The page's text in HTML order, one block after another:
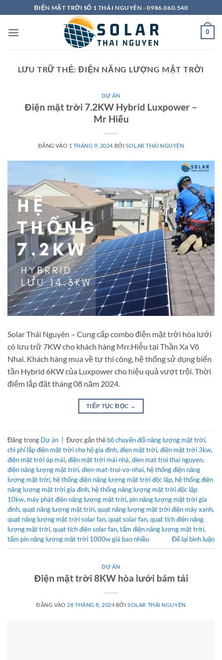
qua
nội
ĐIỆN MẶT TRỜI SỐ 1 THÁI NGUYÊN - 0986.060.540
0
LƯU TRỮ THẺ:ĐIỆN NĂNG LƯỢNG MẶT TRỜI
DỰ ÁN
Điện mặt trời 7.2KW Hybrid Luxpower –
Mr Hiếu
ĐĂNG VÀO 1 THÁNG 9, 2024 BỞI SOLAR THÁI NGUYÊN
Solar Thái Nguyên – Cung cấp combo điện mặt trời hòa lưới
có lưu trữ 7KW cho khách hàng Mrr.Hiễu tại Thần Xa Võ
Nhai. Khách hàng mua về tự thi công, hệ thống sử dụng biến
tần Hybrid 6KW của Luxpower cho hiệu quả vượt trội. Thời
điểm lắp đặt tháng 08 năm 2024.
TIẾP TỤC ĐỌC →
Đăng trong Dự án Được gắn thẻ bộ chuyển đổi năng lượng mặt trời,
chi phí lắp điện mặt trời cho hộ gia đình,điẹn mặt trời,điện mặt trời 3kw,
điện mặt trời áp mái,điện mặt trời mái nhà,dien mat troi thai nguyen,
điện năng lượng mặt trời,dien-mat-troi-vo-nhai, hệ thống điện năng
lượng mặt trời, hệ thống điện năng lượng mặt trời độc lập, hệ thống điện
năng lượng mặt trời gia đình, hệ thống năng lượng mặt trời độc lập
10kw, máy phát điện năng lượng mặt trời, pin năng lượng mặt trời gia
đình,quạt năng lượng mặt trời,quạt năng lượng mặt trời điện máy xanh,
quạt năng lượng mặt trời solar fan,quạt solar fan,quạt tích điện năng
lượng mặt trời,quạt tích điện solar fan,tấm điện năng lượng mặt trời,
tấm pin năng lượng mặt trời 1000w giá bao nhiều
Để lại bình luận
DỰ ÁN
Điện mặt trời 8KW hòa lưới bám tải
ĐĂNG VÀO 28 THÁNG 8, 2024 BỞISOLAR THÁI NGUYÊN